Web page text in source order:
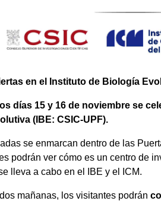
en el Instituto de Biología
días 15 y 16 de noviembre se
(IBE: CSIC-UPF).
se enmarcan dentro de las
podrán ver cómo es un centro de
lleva a cabo en el IBE y el ICM.
mañanas, los visitantes podrán